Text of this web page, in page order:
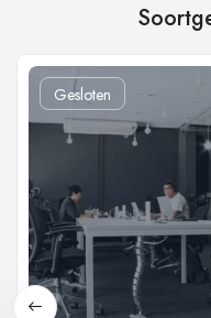
Gesloten